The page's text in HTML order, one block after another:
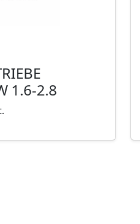
1.6-2.8